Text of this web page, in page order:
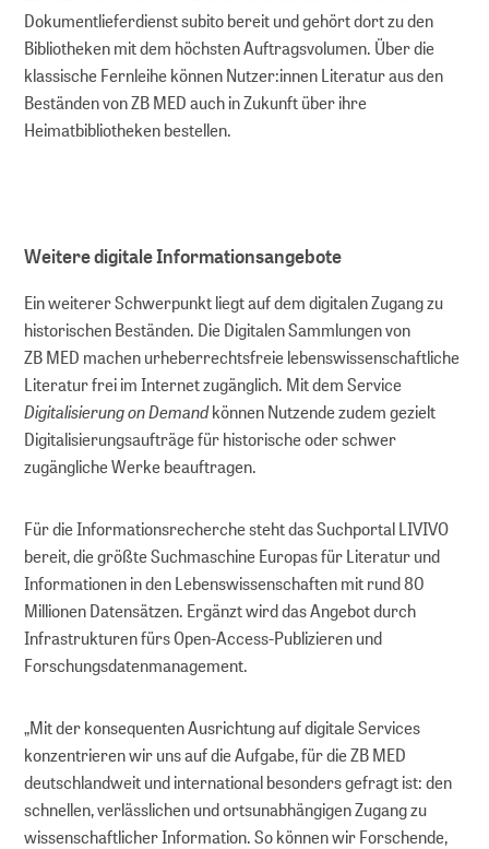
dLZA Metadaten
Partner
WIR FÜR SIE
Über GMS
Kooperationen
Vorträge und Workshops
Für die Leibniz-Gemeinschaft
DOI-Service
Dokumentlieferdienst subito bereit und gehört dort zu den
Bibliotheken mit dem höchsten Auftragsvolumen. Über die
klassische Fernleihe können Nutzer:innen Literatur aus den
Beständen von ZB MED auch in Zukunft über ihre
Heimatbibliotheken bestellen.
Weitere digitale Informationsangebote
Ein weiterer Schwerpunkt liegt auf dem digitalen Zugang zu
historischen Beständen. Die Digitalen Sammlungen von
ZB MED machen urheberrechtsfreie lebenswissenschaftliche
Literatur frei im Internet zugänglich. Mit dem Service
Digitalisierung on Demandkönnen Nutzende zudem gezielt
Digitalisierungsaufträge für historische oder schwer
zugängliche Werke beauftragen.
Für die Informationsrecherche steht das Suchportal LIVIVO
bereit, die größte Suchmaschine Europas für Literatur und
Informationen in den Lebenswissenschaften mit rund 80
Millionen Datensätzen. Ergänzt wird das Angebot durch
Infrastrukturen fürs Open-Access-Publizieren und
Forschungs­daten­manage­ment.
„Mit der konsequenten Ausrichtung auf digitale Services
konzentrieren wir uns auf die Aufgabe, für die ZB MED
deutschlandweit und international besonders gefragt ist: den
schnellen, verlässlichen und ortsunabhängigen Zugang zu
wissenschaftlicher Information. So können wir Forschende,